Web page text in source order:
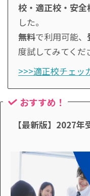
校・適正校・安全
した。
無料で利用可能、
度試してみてくだ
>>>適正校チェッ
おすすめ！
【最新版】2027